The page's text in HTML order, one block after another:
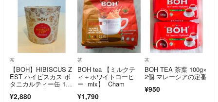
茶
【BOH】HIBISCUS Z
EST ハイビスカス ボ
タニカルティー缶 15T
¥2,880
茶
BOH tea 【ミルクテ
ィ＋ホワイトコーヒ
ー mix】 Cham
¥1,790
茶
BOH TEA 茶葉 100g×
2個 マレーシアの定番
¥950